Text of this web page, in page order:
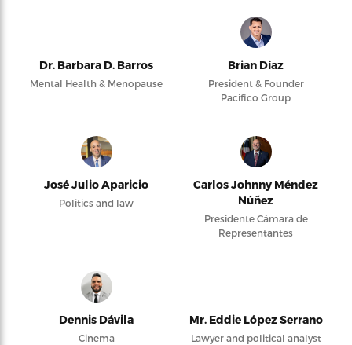
Dr. Barbara D. Barros
Mental Health & Menopause
Brian Díaz
President & Founder
Pacifico Group
José Julio Aparicio
Politics and law
Carlos Johnny Méndez
Núñez
Presidente Cámara de
Representantes
Dennis Dávila
Cinema
Mr. Eddie López Serrano
Lawyer and political analyst